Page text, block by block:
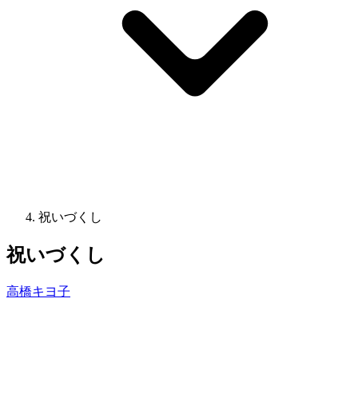
祝いづくし
祝いづくし
高橋キヨ子